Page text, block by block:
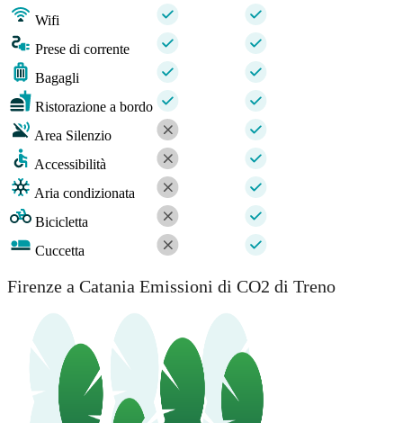
Wifi
Prese di corrente
Bagagli
Ristorazione a bordo
Area Silenzio
Accessibilità
Aria condizionata
Bicicletta
Cuccetta
Firenze a Catania Emissioni di CO2 di Treno